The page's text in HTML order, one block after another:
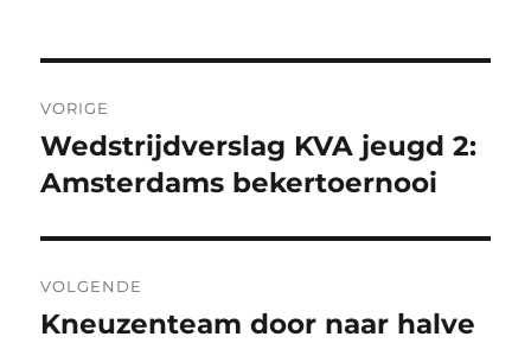
navigatie
VORIGE
Vorig
bericht:
Wedstrijdverslag KVA jeugd 2:
Amsterdams bekertoernooi
VOLGENDE
Volgend
Kneuzenteam door naar halve